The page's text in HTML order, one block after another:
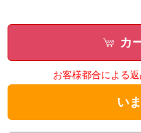
カ
お客様都合による
い